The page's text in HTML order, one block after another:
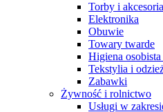
Torby i akcesoria
Elektronika
Obuwie
Towary twarde
Higiena
Tekstylia i
Zabawki
Żywność i rolnictwo
Usługi w